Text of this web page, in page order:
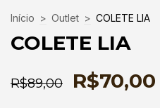
Início > Outlet > COLETE LIA
COLETE LIA
R$89,00 R$70,00